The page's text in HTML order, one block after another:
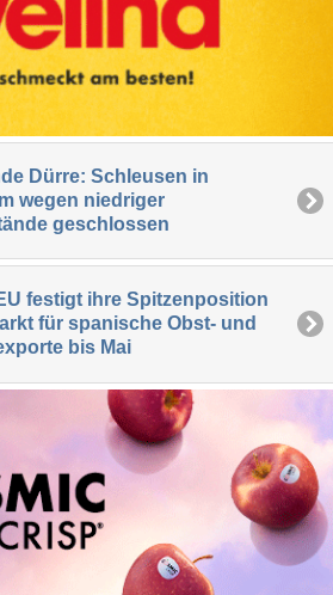
Dürre: Schleusen in
wegen niedriger
geschlossen
festigt ihre Spitzenposition
für spanische Obst- und
bis Mai